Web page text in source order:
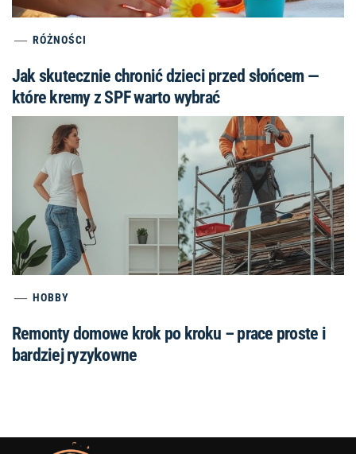
RÓŻNOŚCI
Jak skutecznie chronić dzieci przed słońcem —
które kremy z SPF warto wybrać
HOBBY
Remonty domowe krok po kroku – prace proste i
bardziej ryzykowne